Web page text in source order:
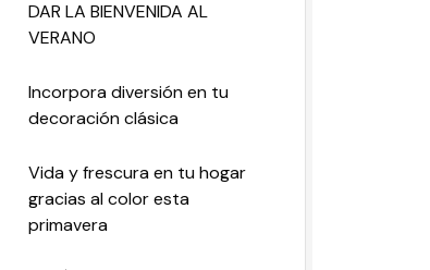
DAR LA BIENVENIDA AL
VERANO
Incorpora diversión en tu
decoración clásica
Vida y frescura en tu hogar
gracias al color esta
primavera